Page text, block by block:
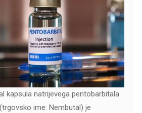
kapsula natrijevega pentobarbitala
ime: Nembutal) je